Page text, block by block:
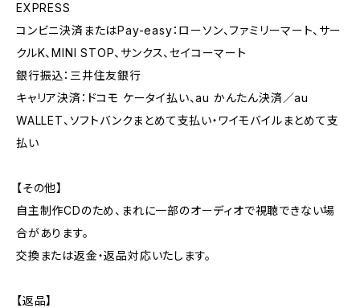
EXPRESS
コンビニ決済またはPay-easy：ローソン、ファミリーマート、サー
クルK、MINI STOP、サンクス、セイコーマート
銀行振込：三井住友銀行
キャリア決済：ドコモ ケータイ払い、au かんたん決済／au
WALLET、ソフトバンクまとめて支払い・ワイモバイルまとめて支
払い
【その他】
自主制作CDのため、まれに一部のオーディオで視聴できない場
合があります。
交換または返金・返品対応いたします。
【返品】